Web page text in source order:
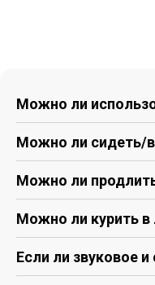
Можно ли
Можно ли сидеть/
Можно ли
Можно ли курить в
Если ли звуковое